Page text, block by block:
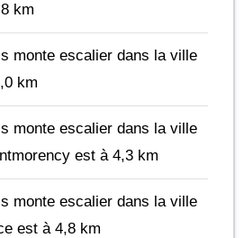
km
monte escalier dans la ville
km
monte escalier dans la ville
est à 4,3 km
monte escalier dans la ville
est à 4,8 km